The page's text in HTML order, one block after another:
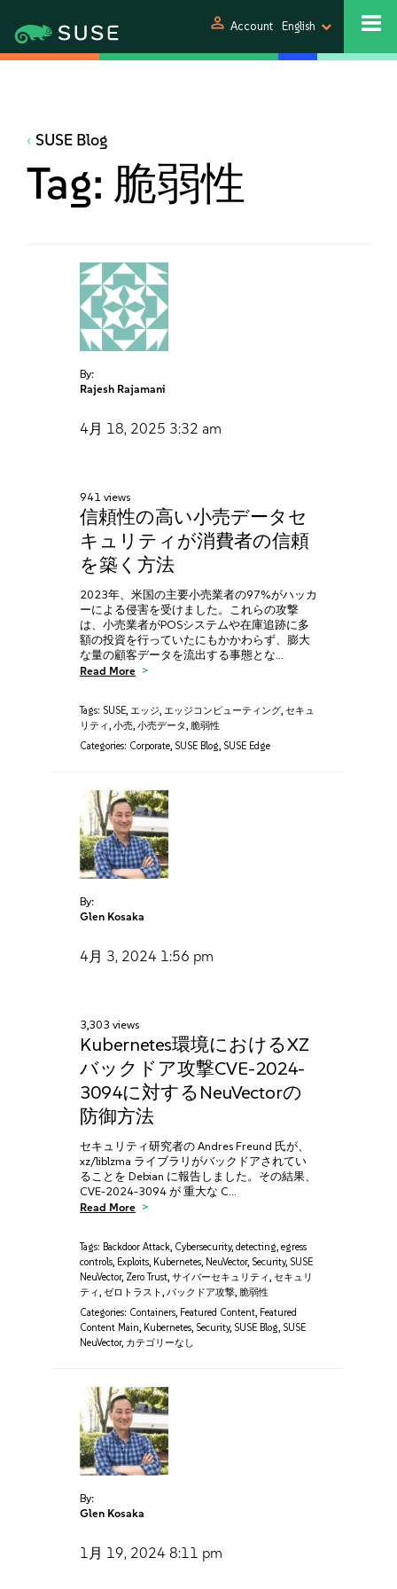
person Account English
SUSE Blog
Tag: 脆弱性
By:
Rajesh Rajamani
4月 18, 2025 3:32 am
941 views
信頼性の高い小売データセ
キュリティが消費者の信頼
を築く方法
2023年、米国の主要小売業者の97%がハッカ
ーによる侵害を受けました。これらの攻撃
は、小売業者がPOSシステムや在庫追跡に多
額の投資を行っていたにもかかわらず、膨大
な量の顧客データを流出する事態とな…
Read More
Tags: SUSE, エッジ, エッジコンピューティング, セキュ
リティ, 小売, 小売データ, 脆弱性
Categories: Corporate, SUSE Blog, SUSE Edge
By:
Glen Kosaka
4月 3, 2024 1:56 pm
3,303 views
Kubernetes環境におけるXZ
バックドア攻撃CVE-2024-
3094に対するNeuVectorの
防御方法
セキュリティ研究者の Andres Freund 氏が、
xz/liblzma ライブラリがバックドアされてい
ることを Debian に報告しました。その結果、
CVE-2024-3094 が 重大な C…
Read More
Tags: Backdoor Attack, Cybersecurity, detecting, egress
controls, Exploits, Kubernetes, NeuVector, Security, SUSE
NeuVector, Zero Trust, サイバーセキュリティ, セキュリ
ティ, ゼロトラスト, バックドア攻撃, 脆弱性
Categories: Containers, Featured Content, Featured
Content Main, Kubernetes, Security, SUSE Blog, SUSE
NeuVector, カテゴリーなし
By:
Glen Kosaka
1月 19, 2024 8:11 pm